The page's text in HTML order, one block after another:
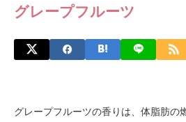
グレープフルーツ
グレープフルーツの香りは、体脂肪の